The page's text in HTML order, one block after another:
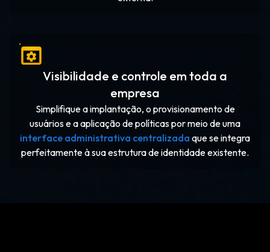
Visibilidade e controle em toda a
empresa
Simplifique a implantação, o provisionamento de
usuários e a aplicação de políticas por meio de uma
interface administrativa centralizada que se integra
perfeitamente à sua estrutura de identidade existente.